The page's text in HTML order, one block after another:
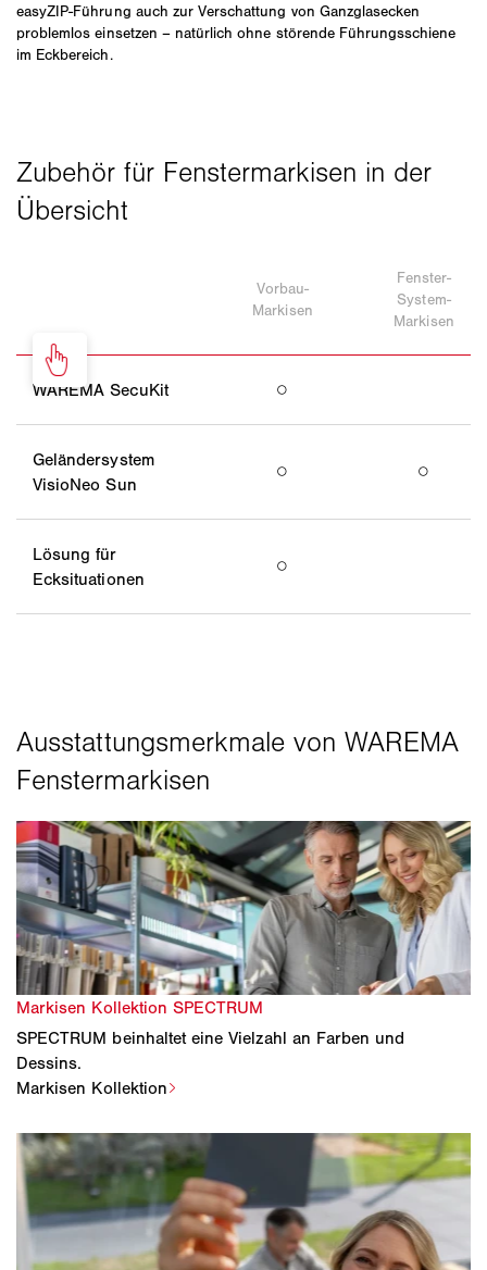
easyZIP-Führung auch zur Verschattung von Ganzglasecken
problemlos einsetzen – natürlich ohne störende Führungsschiene
im Eckbereich.
Vorbau-
Markisen
Fenster-
System-
Markisen
WAREMA SecuKit ○
Geländersystem
VisioNeo Sun
○ ○
Lösung für
Ecksituationen
○
SPECTRUM beinhaltet eine Vielzahl an Farben und
Dessins.